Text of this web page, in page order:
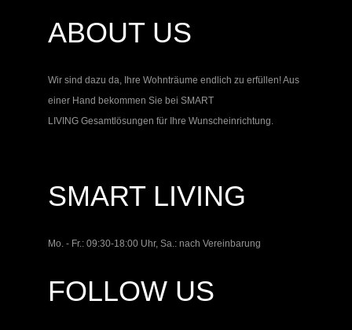
ABOUT US
Wir sind dazu da, Ihre Wohnträume endlich zu erfüllen! Aus
einer Hand bekommen Sie bei SMART
LIVING Gesamtlösungen für Ihre Wunscheinrichtung.
SMART LIVING
Mo. - Fr.: 09:30-18:00 Uhr, Sa.: nach Vereinbarung
FOLLOW US